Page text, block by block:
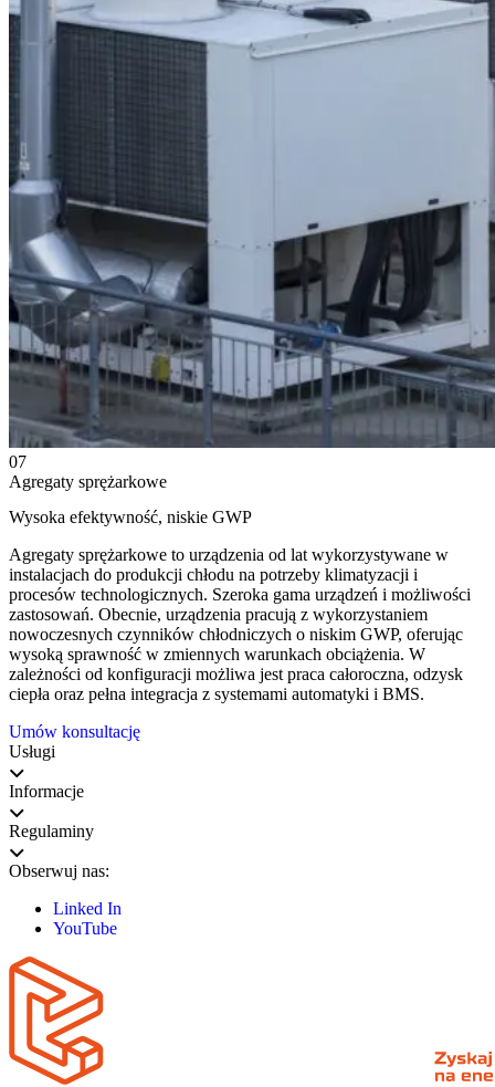
07
Agregaty sprężarkowe
Wysoka efektywność, niskie GWP
Agregaty sprężarkowe to urządzenia od lat wykorzystywane w
instalacjach do produkcji chłodu na potrzeby klimatyzacji i
procesów technologicznych. Szeroka gama urządzeń i możliwości
zastosowań. Obecnie, urządzenia pracują z wykorzystaniem
nowoczesnych czynników chłodniczych o niskim GWP, oferując
wysoką sprawność w zmiennych warunkach obciążenia. W
zależności od konfiguracji możliwa jest praca całoroczna, odzysk
ciepła oraz pełna integracja z systemami automatyki i BMS.
Umów konsultację
Usługi
Informacje
Regulaminy
Obserwuj nas:
Linked In
YouTube